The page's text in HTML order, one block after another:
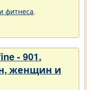
фитнеса.
- 901.
женщин и